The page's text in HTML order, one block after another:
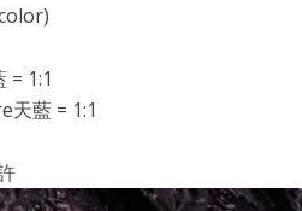
= 1:1
天藍 = 1:1